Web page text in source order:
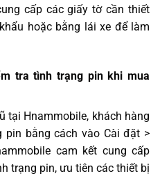
cấp các giấy tờ cần thiết
hoặc bằng lái xe để làm
tra tình trạng pin khi mua
tại Hnammobile, khách hàng
pin bằng cách vào Cài đặt >
cam kết cung cấp
trạng pin, ưu tiên các thiết bị